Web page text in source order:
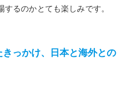
るのかとても楽しみです。
っかけ、日本と海外との